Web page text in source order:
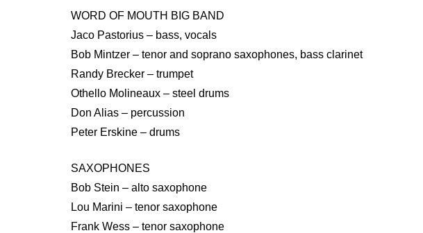
WORD OF MOUTH BIG BAND
Jaco Pastorius – bass, vocals
Bob Mintzer – tenor and soprano saxophones, bass clarinet
Randy Brecker – trumpet
Othello Molineaux – steel drums
Don Alias – percussion
Peter Erskine – drums
SAXOPHONES
Bob Stein – alto saxophone
Lou Marini – tenor saxophone
Frank Wess – tenor saxophone